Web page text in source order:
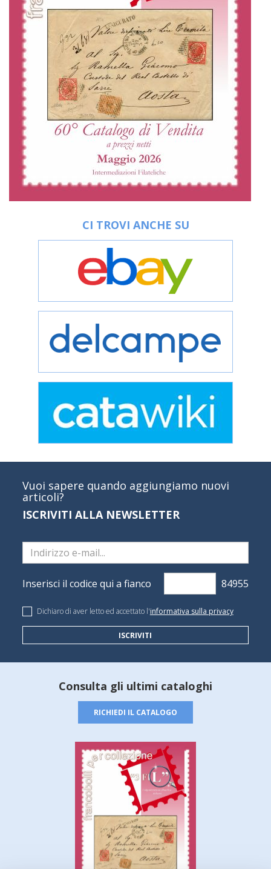
CI TROVI ANCHE SU
Vuoi sapere quando aggiungiamo nuovi
articoli?
ISCRIVITI ALLA NEWSLETTER
Inserisci il codice qui a fianco
Dichiaro di aver letto ed accettato l'informativa sulla privacy
ISCRIVITI
Consulta gli ultimi cataloghi
RICHIEDI IL CATALOGO